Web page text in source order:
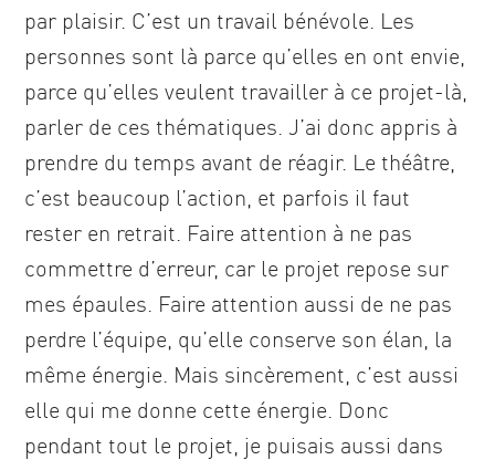
par plaisir. C’est un travail bénévole. Les
personnes sont là parce qu’elles en ont envie,
parce qu’elles veulent travailler à ce projet-là,
parler de ces thématiques. J’ai donc appris à
prendre du temps avant de réagir. Le théâtre,
c’est beaucoup l’action, et parfois il faut
rester en retrait. Faire attention à ne pas
commettre d’erreur, car le projet repose sur
mes épaules. Faire attention aussi de ne pas
perdre l’équipe, qu’elle conserve son élan, la
même énergie. Mais sincèrement, c’est aussi
elle qui me donne cette énergie. Donc
pendant tout le projet, je puisais aussi dans